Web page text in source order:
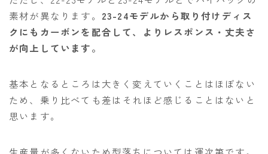
素材が異なります。 23-24モデルから取り付けディス
クにもカーボンを配合して、よりレスポンス・丈夫さ
が向上しています。
基本となるところは大きく変えていくことはほぼない
ため、乗り比べても差はそれほど感じることはないと
思います。